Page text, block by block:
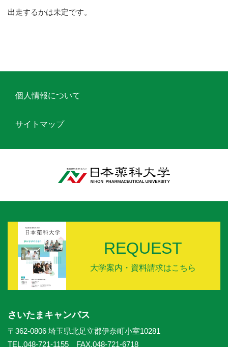
出走するかは未定です。
個人情報について
サイトマップ
REQUEST
大学案内・資料請求はこちら
さいたまキャンパス
〒362-0806 埼玉県北足立郡伊奈町小室10281
TEL.048-721-1155 FAX.048-721-6718